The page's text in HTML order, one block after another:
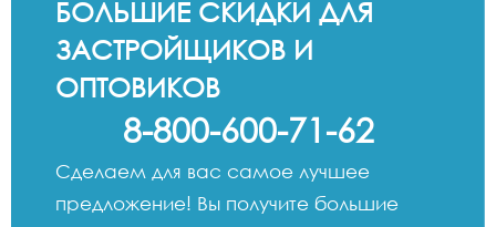
БОЛЬШИЕ СКИДКИ ДЛЯ
ЗАСТРОЙЩИКОВ И
ОПТОВИКОВ
8-800-600-71-62
Сделаем для вас самое лучшее
предложение! Вы получите большие